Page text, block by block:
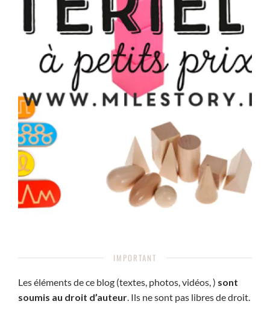
IMPORTANT
Les éléments de ce blog (textes, photos, vidéos, ) sont
soumis au droit d’auteur . Ils ne sont pas libres de droit.